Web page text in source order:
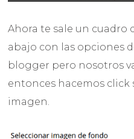
Ahora te sale un cuadro
abajo con las opciones
blogger pero nosotros
entonces hacemos
imagen.